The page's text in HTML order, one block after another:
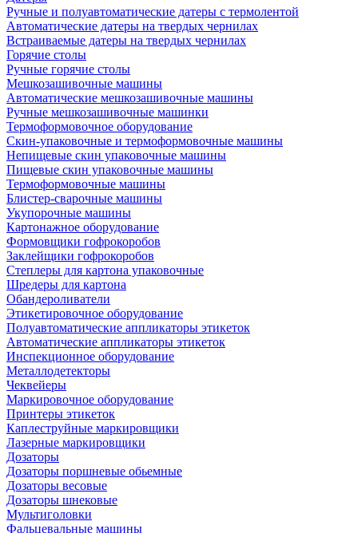
Ручные и полуавтоматические датеры с термолентой
Автоматические датеры на твердых чернилах
Встраиваемые датеры на твердых чернилах
Горячие столы
Ручные горячие столы
Мешкозашивочные машины
Автоматические мешкозашивочные машины
Ручные мешкозашивочные машинки
Термоформовочное оборудование
Скин-упаковочные и термоформовочные машины
Непищевые скин упаковочные машины
Пищевые скин упаковочные машины
Термоформовочные машины
Блистер-сварочные машины
Укупорочные машины
Картонажное оборудование
Формовщики гофрокоробов
Заклейщики гофрокоробов
Степлеры для картона упаковочные
Шредеры для картона
Обандероливатели
Этикетировочное оборудование
Полуавтоматические аппликаторы этикеток
Автоматические аппликаторы этикеток
Инспекционное оборудование
Металлодетекторы
Чеквейеры
Маркировочное оборудование
Принтеры этикеток
Каплеструйные маркировщики
Лазерные маркировщики
Дозаторы
Дозаторы поршневые обьемные
Дозаторы весовые
Дозаторы шнековые
Мультиголовки
Фальцевальные машины